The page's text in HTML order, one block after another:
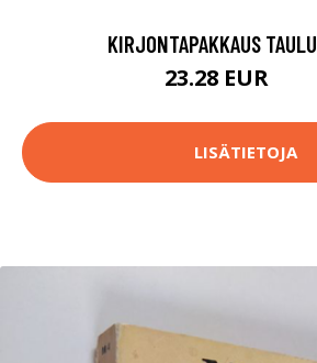
KIRJONTAPAKKAUS
23.28 EUR
LISÄTIETOJA